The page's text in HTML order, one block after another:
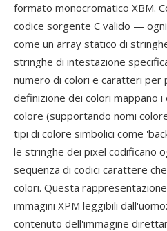
formato monocromatico XBM.
codice sorgente C valido —
come un array statico di
stringhe di intestazione
numero di colori e caratteri per
definizione dei colori mappano
colore (supportando nomi
tipi di colore simbolici come
le stringhe dei pixel codificano
sequenza di codici carattere
colori. Questa
immagini XPM leggibili
contenuto dell'immagine